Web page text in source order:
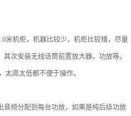
米机柜，机器比较少，机柜比较矮，尽量
次安装无线话筒前置放大器，功放等。
太高太低都不便于操作。
音频分配到每台功放，如果是纯后级功放